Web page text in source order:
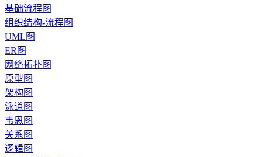
基础流程图
组织结构-流程图
UML图
ER图
网络拓扑图
原型图
架构图
泳道图
韦恩图
关系图
逻辑图